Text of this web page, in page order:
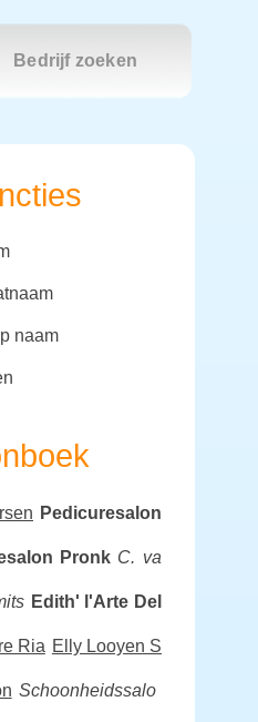
Bedrijf zoeken
naam
Pedicuresalon
Pronk C. va
Edith' l'Arte Del
Ria Elly Looyen S
Schoonheidssalo